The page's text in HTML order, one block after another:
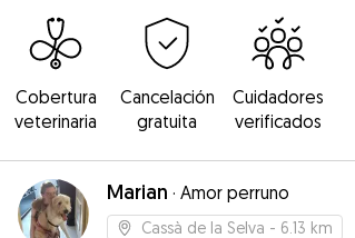
Cobertura
veterinaria
Cancelación
gratuita
Cuidadores
verificados
Marian · Amor perruno
Cassà de la Selva - 6.13 km